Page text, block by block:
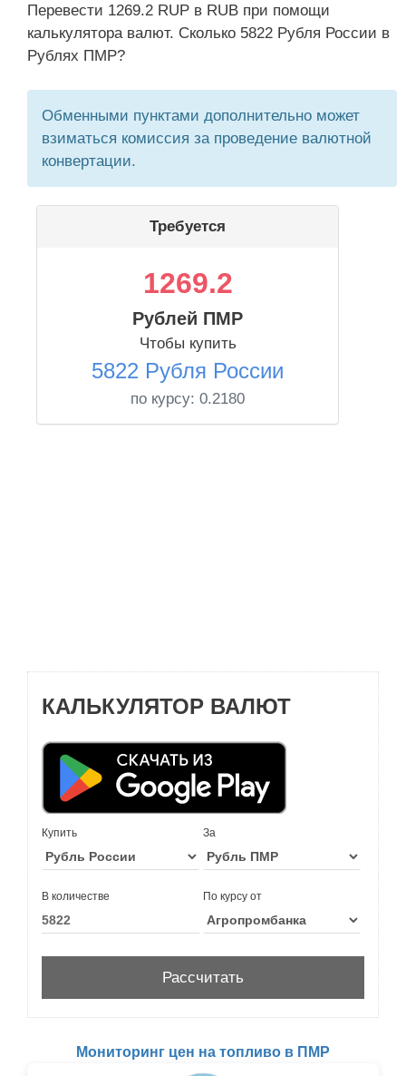
Перевести 1269.2 RUP в RUB при помощи
калькулятора валют. Сколько 5822 Рубля России в
Рублях ПМР?
Обменными пунктами дополнительно может
взиматься комиссия за проведение валютной
конвертации.
Требуется
1269.2
Рублей ПМР
Чтобы купить
5822 Рубля России
по курсу: 0.2180
КАЛЬКУЛЯТОР ВАЛЮТ
Купить За
В количестве По курсу от
Мониторинг цен на топливо в ПМР